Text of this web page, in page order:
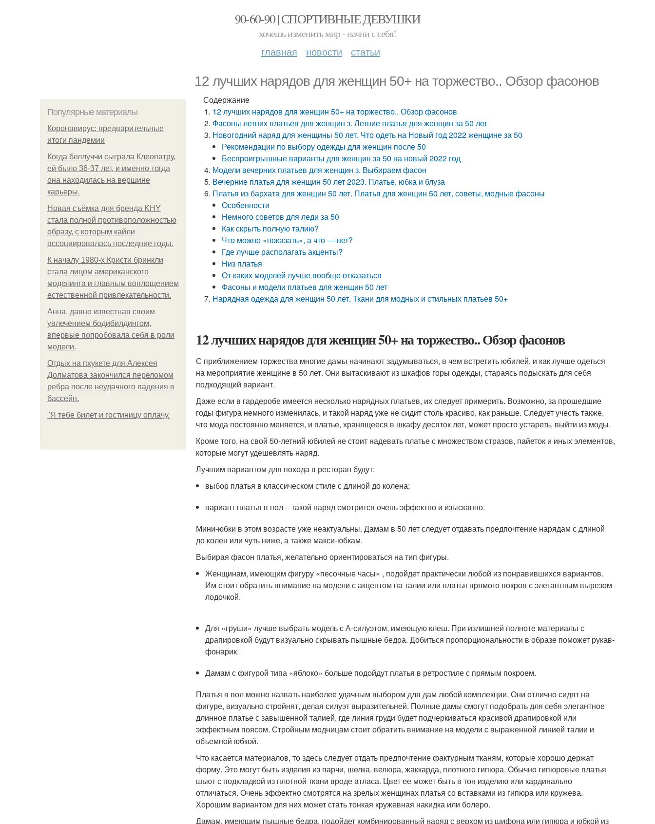
90-60-90 | СПОРТИВНЫЕ ДЕВУШКИ
хочешь изменить мир - начни с себя!
главная новости статьи
12 лучших нарядов для женщин 50+ на торжество.. Обзор фасонов
Популярные материалы
Коронавирус: предварительные
итоги пандемии
Когда беллуччи сыграла Клеопатру,
ей было 36-37 лет, и именно тогда
она находилась на вершине
карьеры.
Новая съёмка для бренда KHY
стала полной противоположностью
образу, с которым кайли
ассоциировалась последние годы.
К началу 1980-х Кристи бринкли
стала лицом американского
моделинга и главным воплощением
естественной привлекательности.
Анна, давно известная своим
увлечением бодибилдингом,
впервые попробовала себя в роли
модели.
Отдых на пхукете для Алексея
Долматова закончился переломом
ребра после неудачного падения в
бассейн.
"Я тебе билет и гостиницу оплачу.
Содержание
12 лучших нарядов для женщин 50+ на торжество.. Обзор фасонов
Фасоны летних платьев для женщин з. Летние платья для женщин за 50 лет
Новогодний наряд для женщины 50 лет. Что одеть на Новый год 2022 женщине за 50
Рекомендации по выбору одежды для женщин после 50
Беспроигрышные варианты для женщин за 50 на новый 2022 год
Модели вечерних платьев для женщин з. Выбираем фасон
Вечерние платья для женщин 50 лет 2023. Платье, юбка и блуза
Платья из бархата для женщин 50 лет. Платья для женщин 50 лет, советы, модные фасоны
Особенности
Немного советов для леди за 50
Как скрыть полную талию?
Что можно «показать», а что — нет?
Где лучше располагать акценты?
Низ платья
От каких моделей лучше вообще отказаться
Фасоны и модели платьев для женщин 50 лет
Нарядная одежда для женщин 50 лет. Ткани для модных и стильных платьев 50+
12 лучших нарядов для женщин 50+ на торжество.. Обзор фасонов
С приближением торжества многие дамы начинают задумываться, в чем встретить юбилей, и как лучше одеться
на мероприятие женщине в 50 лет. Они вытаскивают из шкафов горы одежды, стараясь подыскать для себя
подходящий вариант.
Даже если в гардеробе имеется несколько нарядных платьев, их следует примерить. Возможно, за прошедшие
годы фигура немного изменилась, и такой наряд уже не сидит столь красиво, как раньше. Следует учесть также,
что мода постоянно меняется, и платье, хранящееся в шкафу десяток лет, может просто устареть, выйти из моды.
Кроме того, на свой 50-летний юбилей не стоит надевать платье с множеством стразов, пайеток и иных элементов,
которые могут удешевлять наряд.
Лучшим вариантом для похода в ресторан будут:
выбор платья в классическом стиле с длиной до колена;
вариант платья в пол – такой наряд смотрится очень эффектно и изысканно.
Мини-юбки в этом возрасте уже неактуальны. Дамам в 50 лет следует отдавать предпочтение нарядам с длиной
до колен или чуть ниже, а также макси-юбкам.
Выбирая фасон платья, желательно ориентироваться на тип фигуры.
Женщинам, имеющим фигуру «песочные часы» , подойдет практически любой из понравившихся вариантов.
Им стоит обратить внимание на модели с акцентом на талии или платья прямого покроя с элегантным вырезом-
лодочкой.
Для «груши» лучше выбрать модель с А-силуэтом, имеющую клеш. При излишней полноте материалы с
драпировкой будут визуально скрывать пышные бедра. Добиться пропорциональности в образе поможет рукав-
фонарик.
Дамам с фигурой типа «яблоко» больше подойдут платья в ретростиле с прямым покроем.
Платья в пол можно назвать наиболее удачным выбором для дам любой комплекции. Они отлично сидят на
фигуре, визуально стройнят, делая силуэт выразительней. Полные дамы смогут подобрать для себя элегантное
длинное платье с завышенной талией, где линия груди будет подчеркиваться красивой драпировкой или
эффектным поясом. Стройным модницам стоит обратить внимание на модели с выраженной линией талии и
объемной юбкой.
Что касается материалов, то здесь следует отдать предпочтение фактурным тканям, которые хорошо держат
форму. Это могут быть изделия из парчи, шелка, велюра, жаккарда, плотного гипюра. Обычно гипюровые платья
шьют с подкладкой из плотной ткани вроде атласа. Цвет ее может быть в тон изделию или кардинально
отличаться. Очень эффектно смотрятся на зрелых женщинах платья со вставками из гипюра или кружева.
Хорошим вариантом для них может стать тонкая кружевная накидка или болеро.
Дамам, имеющим пышные бедра, подойдет комбинированный наряд с верхом из шифона или гипюра и юбкой из